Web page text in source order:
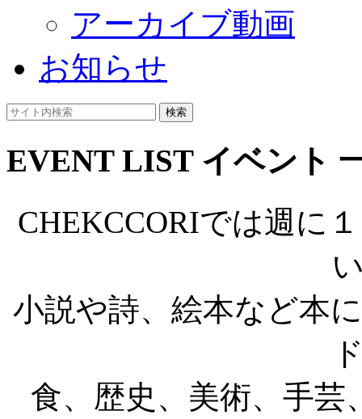
アーカイブ動画
お知らせ
検索
EVENT LIST イベント
CHEKCCORIでは週に
小説や詩、絵本など本
食、歴史、美術、手